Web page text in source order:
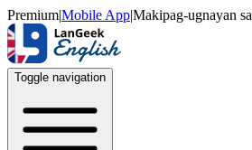
Premium|Mobile App|Makipag-ugnayan
Toggle navigation